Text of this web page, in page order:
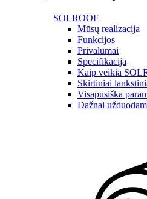
SOLROOF
Mūsų realizacija
Funkcijos
Privalumai
Specifikacija
Kaip veikia
Skirtiniai
Visapusiška
Dažnai